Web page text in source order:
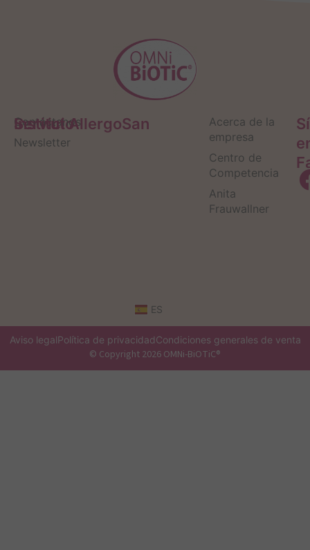
Servicio
Contáctanos
Newsletter
Institut AllergoSan
Acerca de la
empresa
Centro de
Competencia
Anita
Frauwallner
ES
Aviso legalPolítica de privacidadCondiciones generales de venta
© Copyright 2026 OMNi-BiOTiC®